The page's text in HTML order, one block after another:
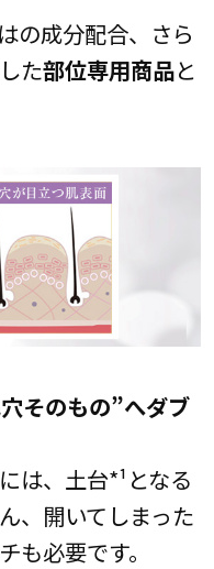
の成分配合、さら
た部位専用商品と
そのもの”へダブ
は、土台*¹となる
、開いてしまった
も必要です。